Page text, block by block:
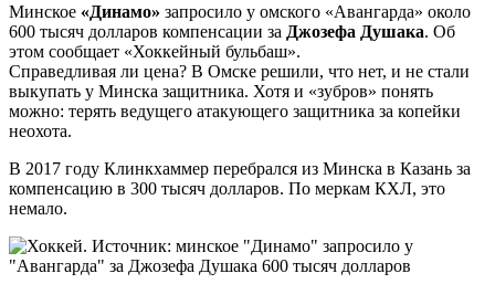
Минское «Динамо» запросило у омского «Авангарда» около
600 тысяч долларов компенсации за Джозефа Душака. Об
этом сообщает «Хоккейный бульбаш».
Справедливая ли цена? В Омске решили, что нет, и не стали
выкупать у Минска защитника. Хотя и «зубров» понять
можно: терять ведущего атакующего защитника за копейки
неохота.
В 2017 году Клинкхаммер перебрался из Минска в Казань за
компенсацию в 300 тысяч долларов. По меркам КХЛ, это
немало.